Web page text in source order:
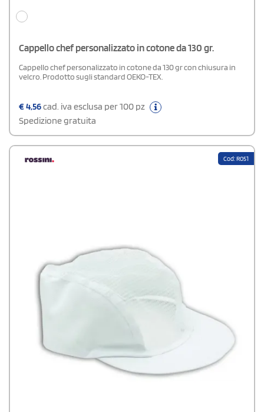
Cappello chef personalizzato in cotone da 130 gr.
Cappello chef personalizzato in cotone da 130 gr con chiusura in
velcro. Prodotto sugli standard OEKO-TEX.
€4,56cad. iva esclusa per 100 pz
Spedizione gratuita
Cod: R051